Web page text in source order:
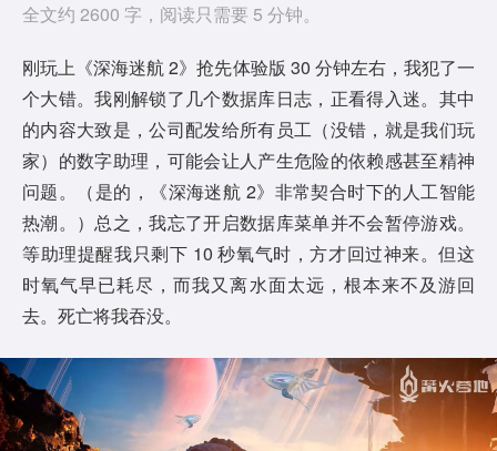
全文约 2600 字，阅读只需要 5 分钟。
刚玩上《深海迷航 2》抢先体验版 30 分钟左右，我犯了一
个大错。我刚解锁了几个数据库日志，正看得入迷。其中
的内容大致是，公司配发给所有员工（没错，就是我们玩
家）的数字助理，可能会让人产生危险的依赖感甚至精神
问题。（是的，《深海迷航 2》非常契合时下的人工智能
热潮。）总之，我忘了开启数据库菜单并不会暂停游戏。
等助理提醒我只剩下 10 秒氧气时，方才回过神来。但这
时氧气早已耗尽，而我又离水面太远，根本来不及游回
去。死亡将我吞没。